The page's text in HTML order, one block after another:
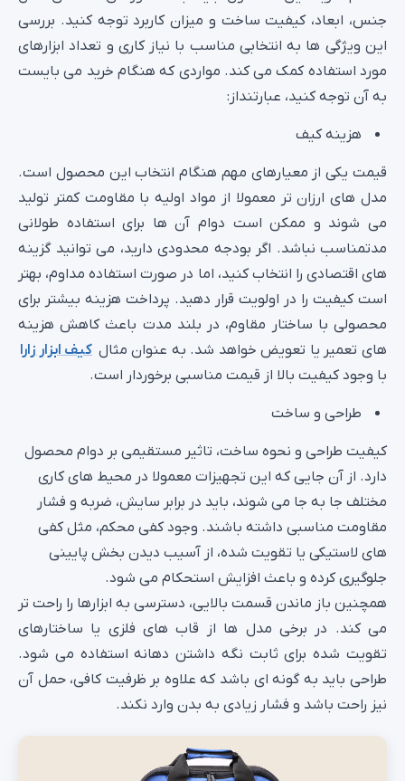
جنس، ابعاد، کیفیت ساخت و میزان کاربرد توجه کنید. بررسی
این ویژگی‌ ها به انتخابی مناسب با نیاز کاری و تعداد ابزارهای
مورد استفاده کمک می کند. مواردی که هنگام خرید می بایست
به آن توجه کنید، عبارتنداز:
هزینه کیف
قیمت یکی از معیارهای مهم هنگام انتخاب این محصول است.
مدل‌ های ارزان‌ تر معمولا از مواد اولیه با مقاومت کمتر تولید
می‌ شوند و ممکن است دوام آن ها برای استفاده طولانی‌
مدتمناسب نباشد. اگر بودجه محدودی دارید، می‌ توانید گزینه‌
های اقتصادی را انتخاب کنید، اما در صورت استفاده مداوم، بهتر
است کیفیت را در اولویت قرار دهید. پرداخت هزینه بیشتر برای
محصولی با ساختار مقاوم، در بلند مدت باعث کاهش هزینه‌
های تعمیر یا تعویض خواهد شد. به عنوان مثال کیف ابزار زارا
با وجود کیفیت بالا از قیمت مناسبی برخوردار است.
طراحی و ساخت
کیفیت طراحی و نحوه ساخت، تاثیر مستقیمی بر دوام محصول
دارد. از آن جایی که این تجهیزات معمولا در محیط‌ های کاری
مختلف جا به‌ جا می‌ شوند، باید در برابر سایش، ضربه و فشار
مقاومت مناسبی داشته باشند. وجود کفی محکم، مثل کفی‌
های لاستیکی یا تقویت‌ شده، از آسیب دیدن بخش پایینی
جلوگیری کرده و باعث افزایش استحکام می‌ شود.
همچنین باز ماندن قسمت بالایی، دسترسی به ابزارها را راحت‌ تر
می‌ کند. در برخی مدل‌ ها از قاب‌ های فلزی یا ساختارهای
تقویت‌ شده برای ثابت نگه داشتن دهانه استفاده می‌ شود.
طراحی باید به گونه‌ ای باشد که علاوه بر ظرفیت کافی، حمل آن
نیز راحت باشد و فشار زیادی به بدن وارد نکند.